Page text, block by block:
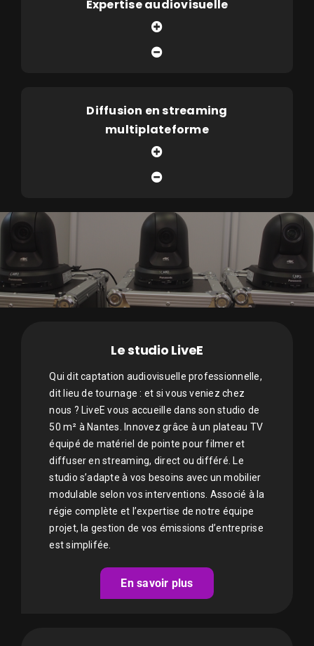
Expertise audiovisuelle
Diffusion en streaming
multiplateforme
Le studio LiveE
Qui dit captation audiovisuelle professionnelle,
dit lieu de tournage : et si vous veniez chez
nous ? LiveE vous accueille dans son studio de
50 m² à Nantes. Innovez grâce à un plateau TV
équipé de matériel de pointe pour filmer et
diffuser en streaming, direct ou différé. Le
studio s’adapte à vos besoins avec un mobilier
modulable selon vos interventions. Associé à la
régie complète et l’expertise de notre équipe
projet, la gestion de vos émissions d’entreprise
est simplifée.
En savoir plus